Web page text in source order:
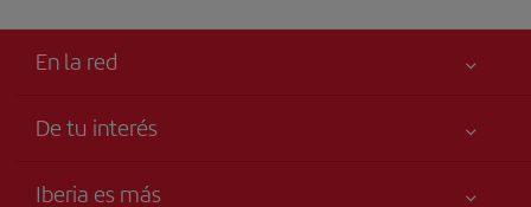
En la red
De tu interés
Iberia es más